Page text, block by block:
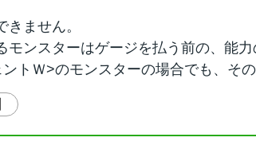
きません。
モンスターはゲージを払う前の、能
トＷ>のモンスターの場合でも、そ